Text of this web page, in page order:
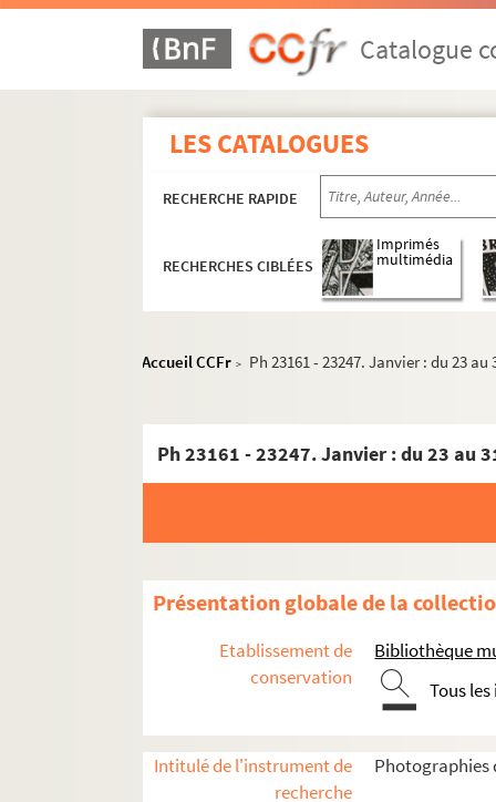
Catalogue
LES CATALOGUES
RECHERCHE RAPIDE
RECHERCHES CIBLÉES
Imprimés
multimédia
Accueil CCFr > Ph 23161 - 23247. Janvier : du 23 au
Ph 23161 - 23247. Janvier : du 23 au
Présentation globale de la
Etablissement de
conservation
Bibliothèque
Tous
Intitulé de l'instrument de
recherche
Photographies
1959
1960